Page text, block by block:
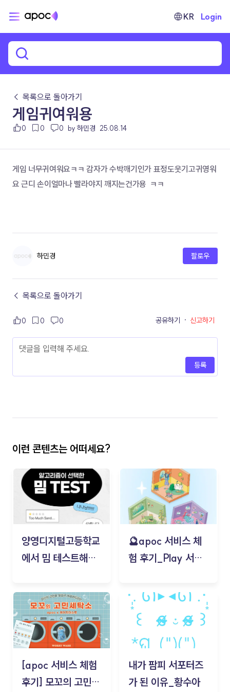
KR Login
← 목록으로 돌아가기
게임귀여워용
0 0 0 by 하민경 25.08.14
게임 너무귀여워요ㅋㅋ 감자가 수박깨기인가 표정도웃기고귀영워
요 근디 손이얼마나 빨라야지 깨지는건가용  ㅋㅋ
하민경 팔로우
← 목록으로 돌아가기
0 0 0 공유하기 · 신고하기
등록
이런 콘텐츠는 어떠세요?
양영디지털고등학교
에서 밈 테스트해보
🔮apoc 서비스 체
험 후기_Play 서비
김태현
[apoc 서비스 체험
후기] 모꼬의 고민세
내가 팜피 서포터즈
가 된 이유_황수아